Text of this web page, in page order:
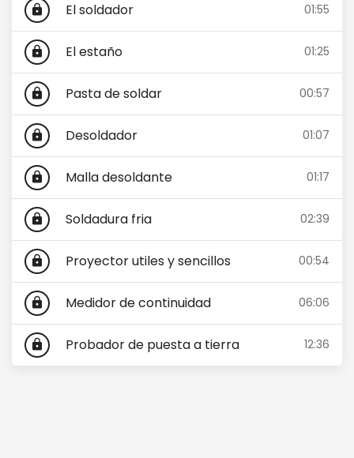
lock El soldador 01:55
lock El estaño 01:25
lock Pasta de soldar 00:57
lock Desoldador 01:07
lock Malla desoldante 01:17
lock Soldadura fria 02:39
lock Proyector utiles y sencillos 00:54
lock Medidor de continuidad 06:06
lock Probador de puesta a tierra 12:36